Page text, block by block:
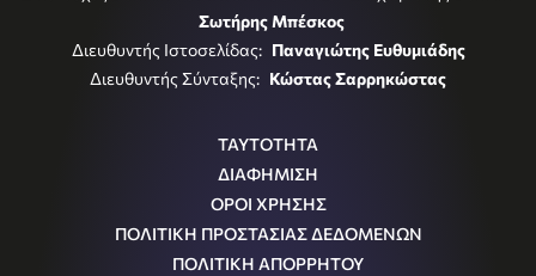
Σωτήρης Μπέσκος
Διευθυντής Ιστοσελίδας: Παναγιώτης Ευθυμιάδης
Διευθυντής Σύνταξης: Κώστας Σαρρηκώστας
ΤΑΥΤΟΤΗΤΑ
ΔΙΑΦΗΜΙΣΗ
ΟΡΟΙ ΧΡΗΣΗΣ
ΠΟΛΙΤΙΚΗ ΠΡΟΣΤΑΣΙΑΣ ΔΕΔΟΜΕΝΩΝ
ΠΟΛΙΤΙΚΗ ΑΠΟΡΡΗΤΟΥ